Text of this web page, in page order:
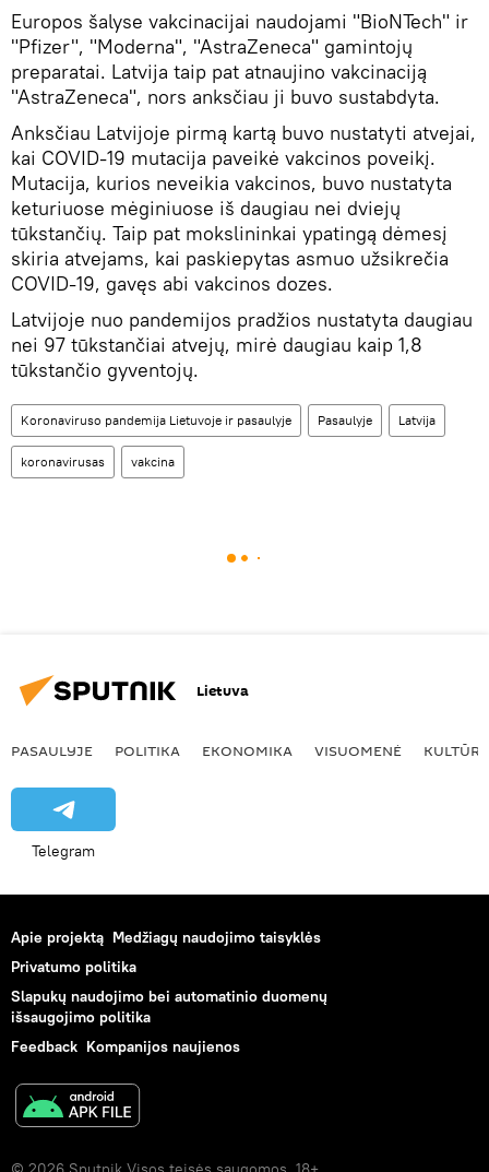
Europos šalyse vakcinacijai naudojami "BioNTech" ir
"Pfizer", "Moderna", "AstraZeneca" gamintojų
preparatai. Latvija taip pat atnaujino vakcinaciją
"AstraZeneca", nors anksčiau ji buvo sustabdyta.
Anksčiau Latvijoje pirmą kartą buvo nustatyti atvejai,
kai COVID-19 mutacija paveikė vakcinos poveikį.
Mutacija, kurios neveikia vakcinos, buvo nustatyta
keturiuose mėginiuose iš daugiau nei dviejų
tūkstančių. Taip pat mokslininkai ypatingą dėmesį
skiria atvejams, kai paskiepytas asmuo užsikrečia
COVID-19, gavęs abi vakcinos dozes.
Latvijoje nuo pandemijos pradžios nustatyta daugiau
nei 97 tūkstančiai atvejų, mirė daugiau kaip 1,8
tūkstančio gyventojų.
Koronaviruso pandemija Lietuvoje ir pasaulyje Pasaulyje Latvija
koronavirusas vakcina
Lietuva
PASAULYJE POLITIKA EKONOMIKA VISUOMENĖ KULTŪRA
Telegram
Apie projektą Medžiagų naudojimo taisyklės
Privatumo politika
Slapukų naudojimo bei automatinio duomenų
išsaugojimo politika
Feedback Kompanijos naujienos